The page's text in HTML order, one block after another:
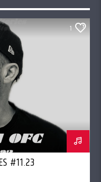
1
#11.23